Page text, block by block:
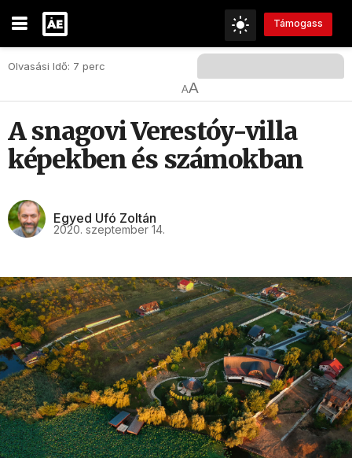
Támogass
Olvasási Idő: 7 perc
AA
A snagovi Verestóy-villa
képekben és számokban
Egyed Ufó Zoltán
2020. szeptember 14.